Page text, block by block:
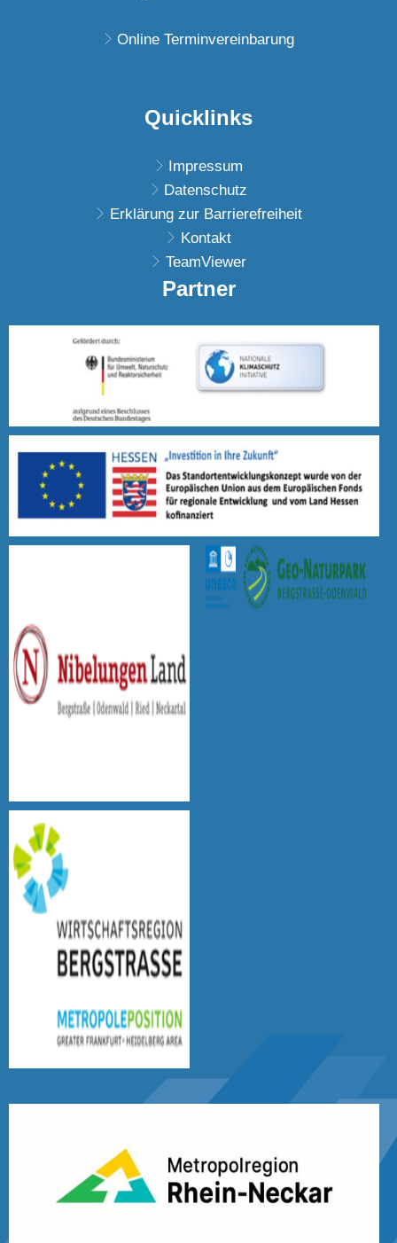
Online Terminvereinbarung
Quicklinks
Impressum
Datenschutz
Erklärung zur Barrierefreiheit
Kontakt
TeamViewer
Partner